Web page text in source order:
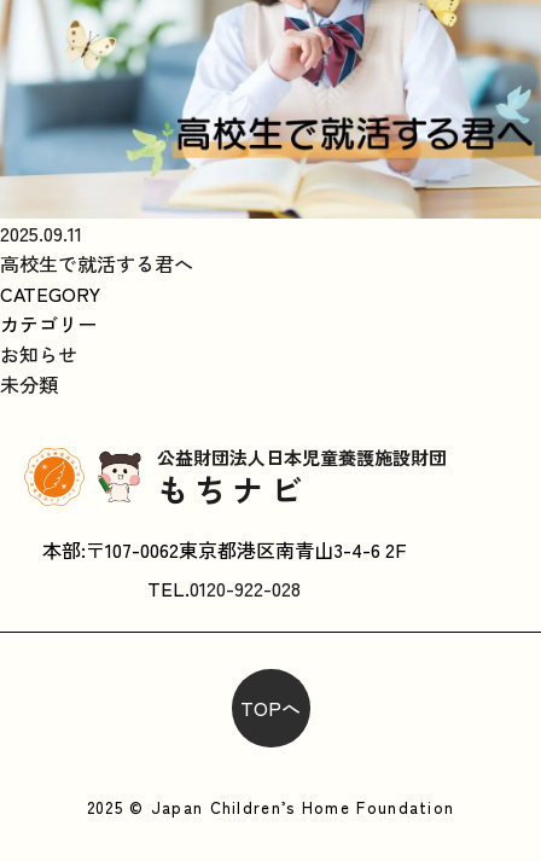
2025.09.11
高校生で就活する君へ
CATEGORY
カテゴリー
お知らせ
未分類
公益財団法人日本児童養護施設財団
もちナビ
本部:〒107-0062東京都港区南青山3-4-6 2F
TEL.0120-922-028
TOPへ
2025 © Japan Children’s Home Foundation